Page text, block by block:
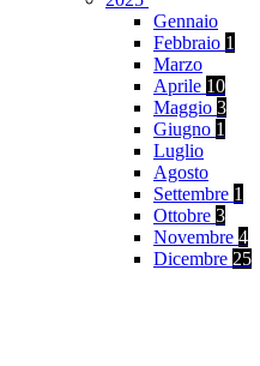
Gennaio
Febbraio 1
Marzo
Aprile 10
Maggio 3
Giugno 1
Luglio
Agosto
Settembre 1
Ottobre 3
Novembre 4
Dicembre 25